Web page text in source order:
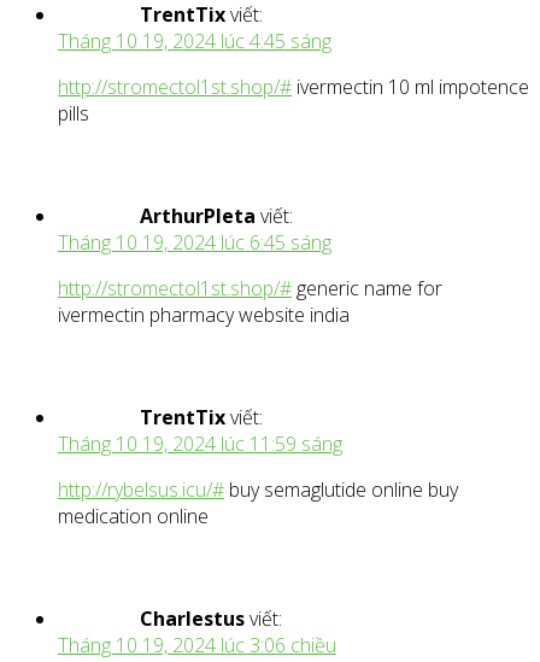
TrentTixviết:
Tháng 10 19, 2024 lúc 4:45 sáng
http://stromectol1st.shop/# ivermectin 10 ml impotence
pills
ArthurPleta viết:
Tháng 10 19, 2024 lúc 6:45 sáng
http://stromectol1st.shop/# generic name for
ivermectin pharmacy website india
TrentTixviết:
Tháng 10 19, 2024 lúc 11:59 sáng
http://rybelsus.icu/# buy semaglutide online buy
medication online
Charlestusviết:
Tháng 10 19, 2024 lúc 3:06 chiều